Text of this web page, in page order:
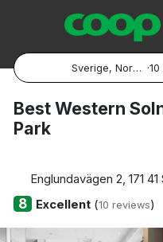
Sverige, Norge, Danmark ·10
Popular Destinations:
Hela Sverige
Stockholm
Göteborg
Best Western
Park
Englundavägen 2, 171 41
8 Excellent(10 reviews)